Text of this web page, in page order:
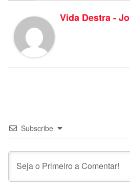
Vida Destra -
Subscribe